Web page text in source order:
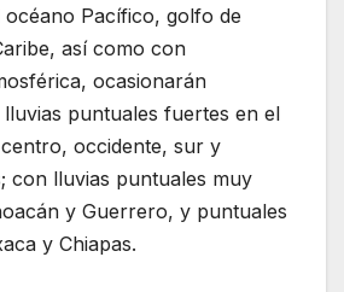
Pacífico, golfo de
así como con
ocasionarán
puntuales fuertes en el
occidente, sur y
con lluvias puntuales muy
y Guerrero, y puntuales
y Chiapas.